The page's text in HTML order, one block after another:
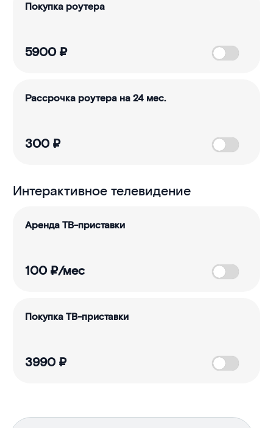
Покупка роутера
5900₽
Рассрочка роутера на 24 мес.
300₽
Интерактивное телевидение
Аренда ТВ-приставки
100₽/мес
Покупка ТВ-приставки
3990₽